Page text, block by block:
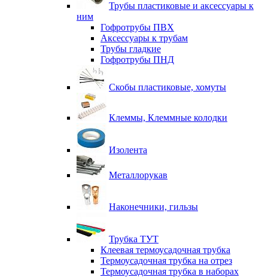
Трубы пластиковые и аксессуары к
ним
Гофротрубы ПВХ
Аксессуары к трубам
Трубы гладкие
Гофротрубы ПНД
Скобы пластиковые, хомуты
Клеммы, Клеммные колодки
Изолента
Металлорукав
Наконечники, гильзы
Трубка ТУТ
Клеевая термоусадочная трубка
Термоусадочная трубка на отрез
Термоусадочная трубка в наборах